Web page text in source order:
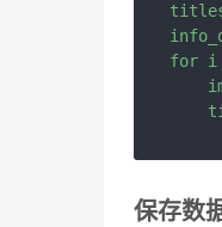
for i
保存数